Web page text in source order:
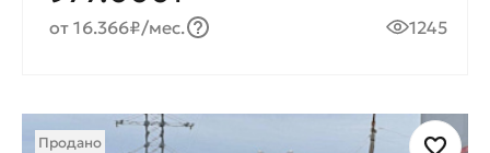
от 16.366₽/мес. 1245
Продано